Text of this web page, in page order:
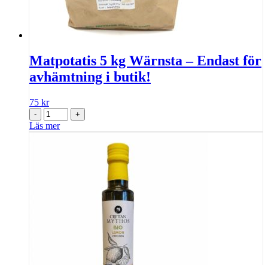
Matpotatis 5 kg Wärnsta – Endast för
avhämtning i butik!
75 kr
- +
Läs mer